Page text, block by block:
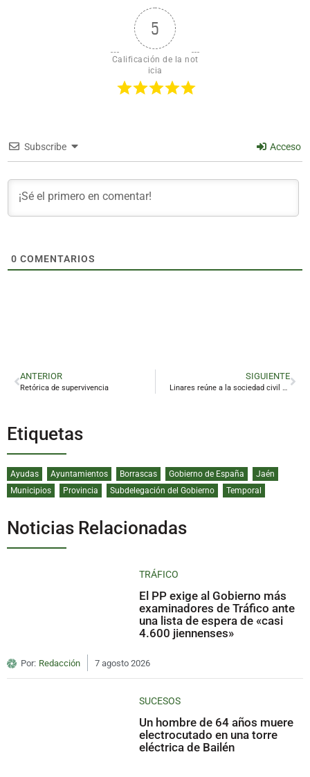
5
Calificación de la not
icia
Subscribe Acceso
0 COMENTARIOS
ANTERIOR
Retórica de supervivencia
SIGUIENTE
Linares reúne a la sociedad civil para debatir el rumbo del tren en Jaén
Etiquetas
Ayudas Ayuntamientos Borrascas Gobierno de España
Jaén
Municipios
Provincia Subdelegación del Gobierno Temporal
Noticias Relacionadas
TRÁFICO
El PP exige al Gobierno más
examinadores de Tráfico ante
una lista de espera de «casi
4.600 jiennenses»
Por: Redacción 7 agosto 2026
SUCESOS
Un hombre de 64 años muere
electrocutado en una torre
eléctrica de Bailén